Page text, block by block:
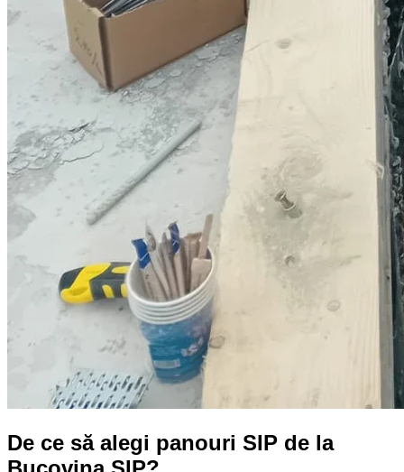
De ce să alegi panouri SIP de la